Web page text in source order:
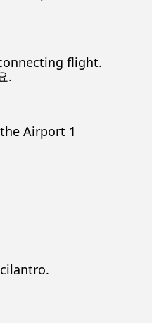
flight.
.
Airport 1